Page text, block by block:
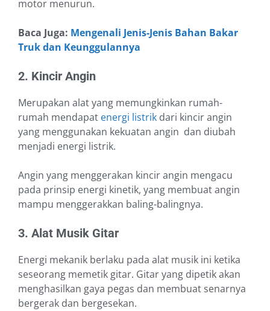
motor menurun.
Baca Juga: Mengenali Jenis-Jenis Bahan Bakar
Truk dan Keunggulannya
2. Kincir Angin
Merupakan alat yang memungkinkan rumah-
rumah mendapat energi listrik dari kincir angin
yang menggunakan kekuatan angin dan diubah
menjadi energi listrik.
Angin yang menggerakan kincir angin mengacu
pada prinsip energi kinetik, yang membuat angin
mampu menggerakkan baling-balingnya.
3. Alat Musik Gitar
Energi mekanik berlaku pada alat musik ini ketika
seseorang memetik gitar. Gitar yang dipetik akan
menghasilkan gaya pegas dan membuat senarnya
bergerak dan bergesekan.